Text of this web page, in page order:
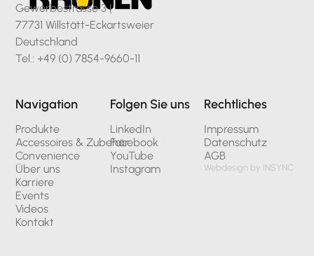
Gewerbestrasse 3 |
77731 Willstätt-Eckartsweier
Deutschland
Tel.: +49 (0) 7854-9660-11
Navigation
Produkte
Accessoires & Zubehör
Convenience
Über uns
Karriere
Events
Videos
Kontakt
Folgen Sie uns
LinkedIn
Facebook
YouTube
Instagram
Rechtliches
Impressum
Datenschutz
AGB
Webdesign by INSYNC